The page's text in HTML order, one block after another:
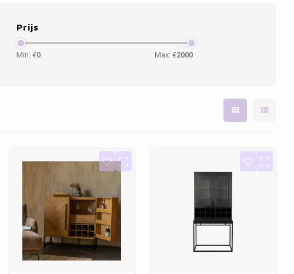
Prijs
Min: €0 Max: €2000